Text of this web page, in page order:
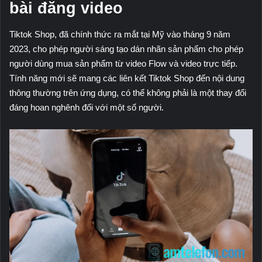
bài đăng video
Tiktok Shop, đã chính thức ra mắt tại Mỹ vào tháng 9 năm
2023, cho phép người sáng tạo dán nhãn sản phẩm cho phép
người dùng mua sản phẩm từ video Flow và video trực tiếp.
Tính năng mới sẽ mang các liên kết Tiktok Shop đến nội dung
thông thường trên ứng dụng, có thể không phải là một thay đổi
đáng hoan nghênh đối với một số người.